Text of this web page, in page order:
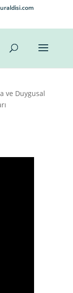
ve Duygusal